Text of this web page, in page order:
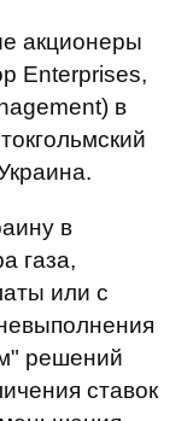
акционеры
Enterprises,
в
в
газа,
или с
решений
ставок